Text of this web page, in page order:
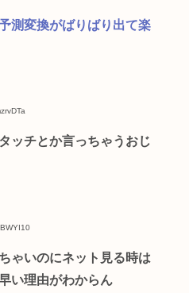
測変換がばりばり出て楽
ッチとか言っちゃうおじ
ゃいのにネット見る時は
い理由がわからん